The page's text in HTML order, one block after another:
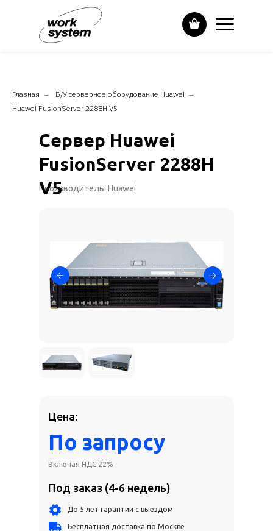
Главная → Б/У серверное оборудование Huawei →
Huawei FusionServer 2288H V5
Сервер Huawei
FusionServer 2288H
V5
Производитель: Huawei
Цена:
Под заказ (4-6 недель)
По запросу
Включая НДС 22%
До 5 лет гарантии с выездом
Бесплатная доставка по Москве